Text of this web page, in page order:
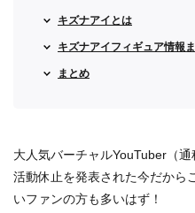
キズナアイとは
キズナアイフィギュア情報
まとめ
大人気バーチャルYouTuber（通
活動休止を発表された今だから
いファンの方も多いはず！